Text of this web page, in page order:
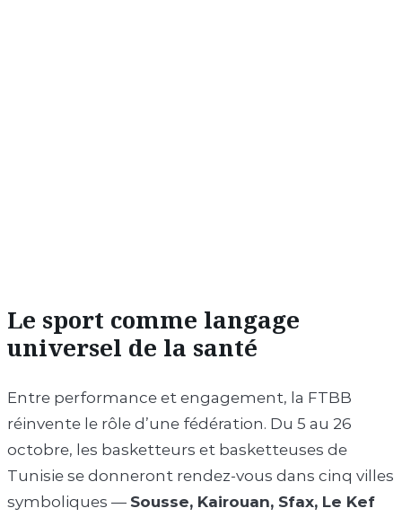
Le sport comme langage
universel de la santé
Entre performance et engagement, la FTBB
réinvente le rôle d’une fédération. Du 5 au 26
octobre, les basketteurs et basketteuses de
Tunisie se donneront rendez-vous dans cinq villes
symboliques — Sousse, Kairouan, Sfax, Le Kef